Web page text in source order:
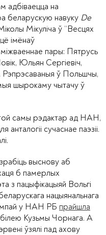
адбіваецца на
беларускую навуку De
Мікуліча ў “Весцях
імёнаў
пары: Пятрусь
Юльян Сергіевіч,
ў Польшчы,
шырокаму чытачу ў
самы рэдактар ад НАН,
сучаснае паэзіі.
выснову аб
б памерлых
з пацыфікацыяй Вольгі
нацыянальнага
у НАН РБ прайшла
Кузьмы Чорнага. А
ўзялі пад ахову